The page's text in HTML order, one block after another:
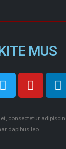
MUS
consectetur
dapibus leo.